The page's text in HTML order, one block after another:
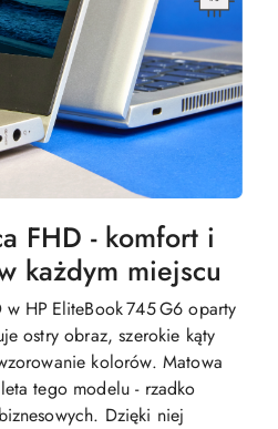
FHD - komfort i
każdym miejscu
w HP EliteBook 745 G6 oparty
ostry obraz, szerokie kąty
kolorów. Matowa
tego modelu - rzadko
Dzięki niej